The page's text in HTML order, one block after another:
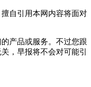
自引用本网内容将面对
产品或服务。不过您跟
，早报将不会对可能引